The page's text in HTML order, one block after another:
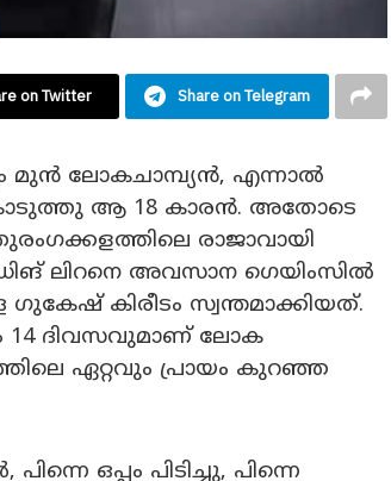
on Twitter Share on Telegram
മുൻ ലോകചാമ്പ്യൻ, എന്നാൽ
ആ 18 കാരൻ. അതോടെ
രാജാവായി
ലിറനെ അവസാന ഗെയിംസിൽ
ഗുകേഷ് കിരീടം സ്വന്തമാക്കിയത്.
14 ദിവസവുമാണ് ലോക
ഏറ്റവും പ്രായം കുറഞ്ഞ
ഒപ്പം പിടിച്ചു, പിന്നെ